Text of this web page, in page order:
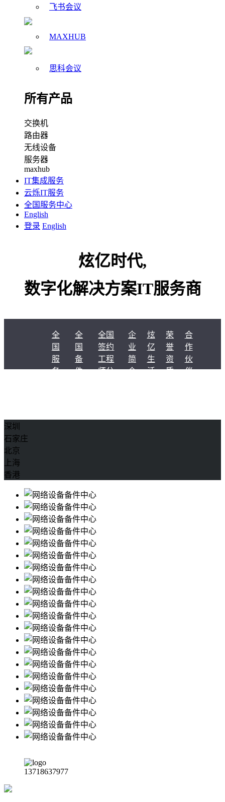
飞书会议
MAXHUB
思科会议
所有产品
交换机
路由器
无线设备
服务器
maxhub
IT集成服务
云烁IT服务
全国服务中心
English
登录 English
炫亿时代,
数字化解决方案IT服务商
全
国
服
务
全
国
备
件
全国
签约
工程
师分
企
业
简
介
炫
亿
生
活
荣
誉
资
质
合
作
伙
伴
深圳
石家庄
北京
上海
香港
13718637977